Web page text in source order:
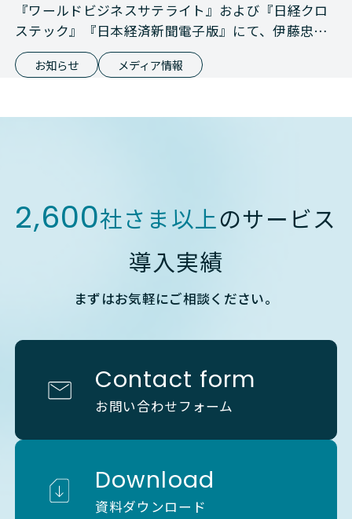
『ワールドビジネスサテライト』および『日経クロ
ステック』『日本経済新聞電子版』にて、伊藤忠商
事との資本業務提携が報じられました
お知らせ メディア情報
2,600社さま以上のサービス
導入実績
まずはお気軽にご相談ください。
Contact form
お問い合わせフォーム
Download
資料ダウンロード